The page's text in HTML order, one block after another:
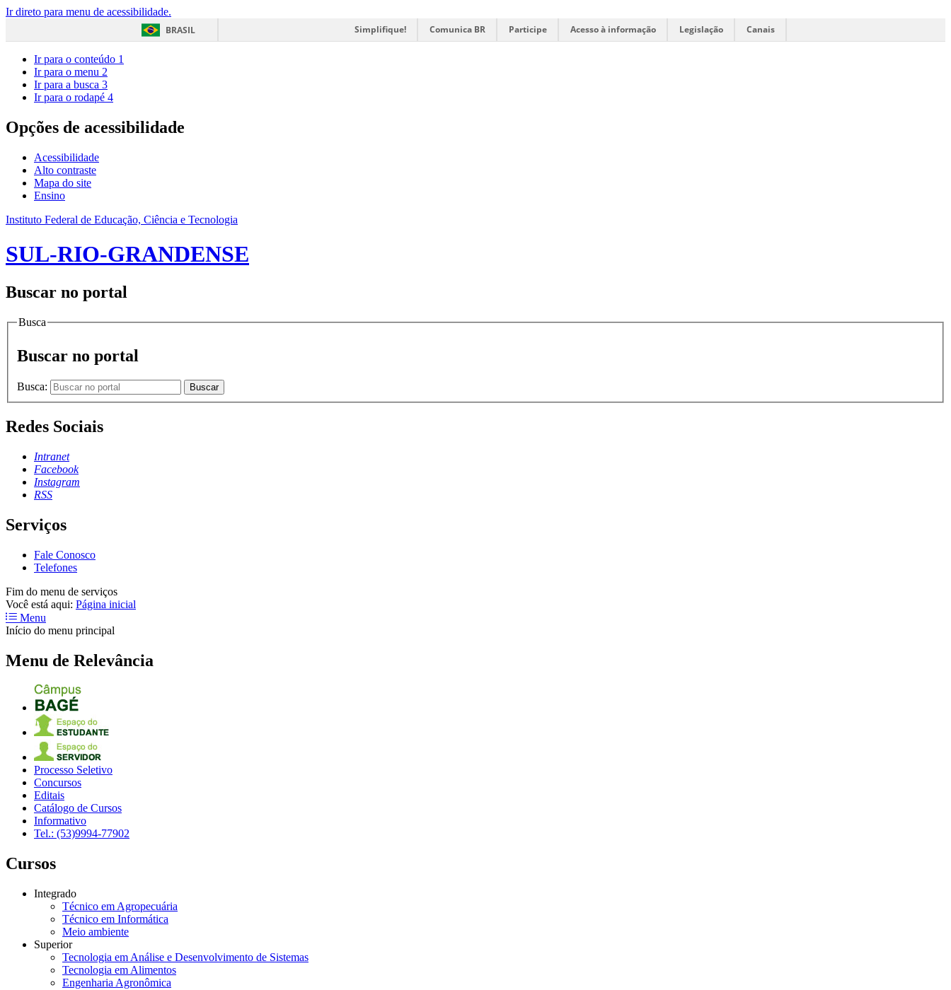
Ir direto para menu de acessibilidade.
BRASIL
Simplifique! Comunica BR Participe Acesso à informação Legislação Canais
Ir para o conteúdo 1
Ir para o menu 2
Ir para a busca 3
Ir para o rodapé 4
Opções de acessibilidade
Acessibilidade
Alto contraste
Mapa do site
Ensino
Instituto Federal de Educação, Ciência e Tecnologia
SUL-RIO-GRANDENSE
Buscar no portal
Busca
Buscar no portal
Busca: Buscar
Redes Sociais
Intranet
Facebook
Instagram
RSS
Serviços
Fale Conosco
Telefones
Fim do menu de serviços
Você está aqui: Página inicial
Menu
Início do menu principal
Menu de Relevância
Processo Seletivo
Concursos
Editais
Catálogo de Cursos
Informativo
Tel.: (53)9994-77902
Cursos
Integrado
Técnico em Agropecuária
Técnico em Informática
Meio ambiente
Superior
Tecnologia em Análise e Desenvolvimento de Sistemas
Tecnologia em Alimentos
Engenharia Agronômica